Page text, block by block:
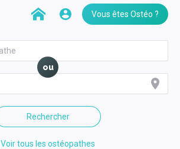
Vous êtes Ostéo ?
ou
Rechercher
Voir tous les ostéopathes